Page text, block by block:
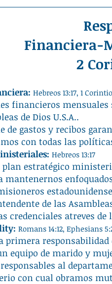
Financiera-
2
Hebreos 13:17, 1
financieros mensuales
de Dios U.S.A..
de gastos y recibos
con todas las
Hebreos 13:17
plan estratégico
mantenernos
de las
credenciales atreves de
Romans 14:12, Ephesians
primera responsabilidad
equipo de marido y
al
con cual obramos